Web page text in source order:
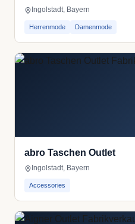
Ingolstadt, Bayern
Herrenmode Damenmode
abro Taschen Outlet
Ingolstadt, Bayern
Accessories